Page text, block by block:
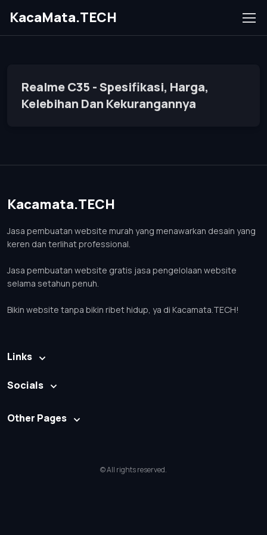
KacaMata.TECH
Realme C35 - Spesifikasi, Harga,
Kelebihan Dan Kekurangannya
Kacamata.TECH
Jasa pembuatan website murah yang menawarkan desain yang
keren dan terlihat professional.
Jasa pembuatan website gratis jasa pengelolaan website
selama setahun penuh.
Bikin website tanpa bikin ribet hidup, ya di Kacamata.TECH!
Links
Socials
Other Pages
© All rights reserved.